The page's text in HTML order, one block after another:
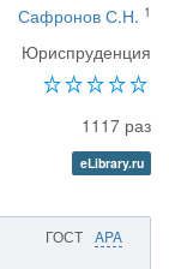
Сафронов С.Н. 1
Юриспруденция
1117 раз
eLibrary.ru
ГОСТ APA